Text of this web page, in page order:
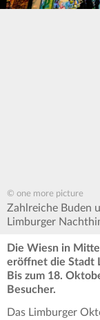
© one more picture
Zahlreiche Buden
Limburger
Die Wiesn in
eröffnet die Stadt
Bis zum 18.
Besucher.
Das Limburger